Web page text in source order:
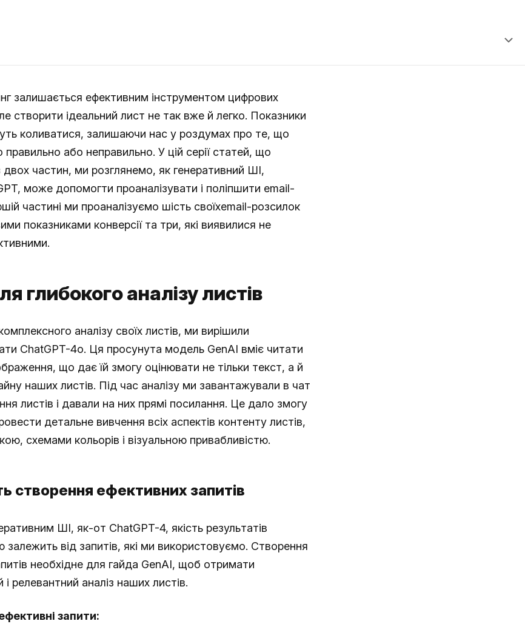
залишається ефективним інструментом цифрових
створити ідеальний лист не так вже й легко. Показники
коливатися, залишаючи нас у роздумах про те, що
правильно або неправильно. У цій серії статей, що
двох частин, ми розглянемо, як генеративний ШІ,
може допомогти проаналізувати і поліпшити email-
частині ми проаналізуємо шість своїхemail-розсилок
показниками конверсії та три, які виявилися не
глибокого аналізу листів
аналізу своїх листів, ми вирішили
ChatGPT-4o. Ця просунута модель GenAI вміє читати
що дає їй змогу оцінювати не тільки текст, а й
наших листів. Під час аналізу ми завантажували в чат
листів і давали на них прямі посилання. Це дало змогу
детальне вивчення всіх аспектів контенту листів,
схемами кольорів і візуальною привабливістю.
створення ефективних запитів
ШІ, як-от ChatGPT-4, якість результатів
залежить від запитів, які ми використовуємо. Створення
необхідне для гайда GenAI, щоб отримати
і релевантний аналіз наших листів.
запити: